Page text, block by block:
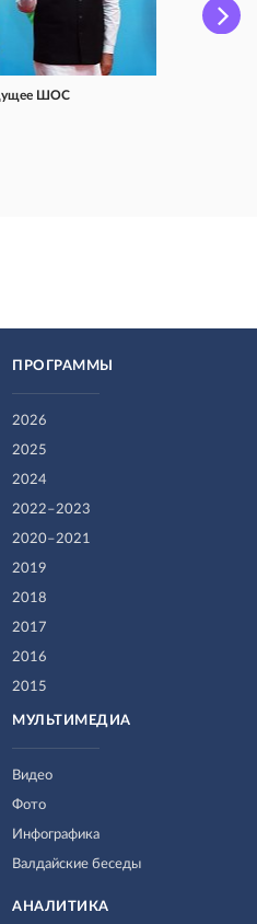
ШОС
ПРОГРАММЫ
2026
2025
2024
2022–2023
2020–2021
2019
2018
2017
2016
2015
МУЛЬТИМЕДИА
Видео
Фото
Инфографика
Валдайские беседы
АНАЛИТИКА